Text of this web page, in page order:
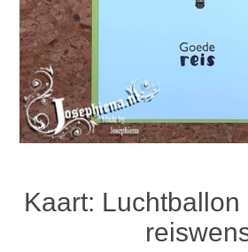
Stompkaarsen
Magic
Personen
Steampunk
60 by 40 cm
Alcohol ink
Embossing
Foto's
Inkt
Gummiapan
Lavinia Stamps
CraftEmotions
Distress
inspiration
Art Journal 2025
Cards 2025
Art Journal 2024
Kaart: